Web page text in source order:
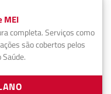
MEI
completa. Serviços como
são cobertos pelos